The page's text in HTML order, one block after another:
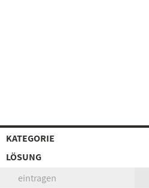
KATEGORIE
LÖSUNG
eintragen